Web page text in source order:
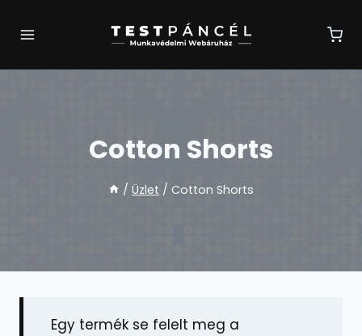
Cotton Shorts
/ Üzlet / Cotton Shorts
Egy termék se felelt meg a